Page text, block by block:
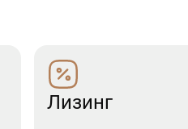
Лизинг